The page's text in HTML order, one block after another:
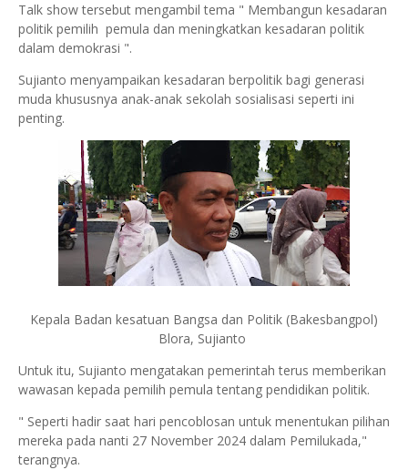
Talk show tersebut mengambil tema " Membangun kesadaran
politik pemilih pemula dan meningkatkan kesadaran politik
dalam demokrasi ".
Sujianto menyampaikan kesadaran berpolitik bagi generasi
muda khususnya anak-anak sekolah sosialisasi seperti ini
penting.
Kepala Badan kesatuan Bangsa dan Politik (Bakesbangpol)
Blora, Sujianto
Untuk itu, Sujianto mengatakan pemerintah terus memberikan
wawasan kepada pemilih pemula tentang pendidikan politik.
" Seperti hadir saat hari pencoblosan untuk menentukan pilihan
mereka pada nanti 27 November 2024 dalam Pemilukada,"
terangnya.